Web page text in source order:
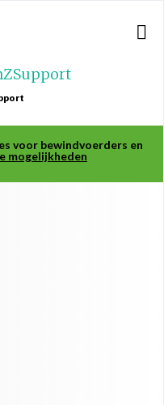
voor bewindvoerders en
mogelijkheden